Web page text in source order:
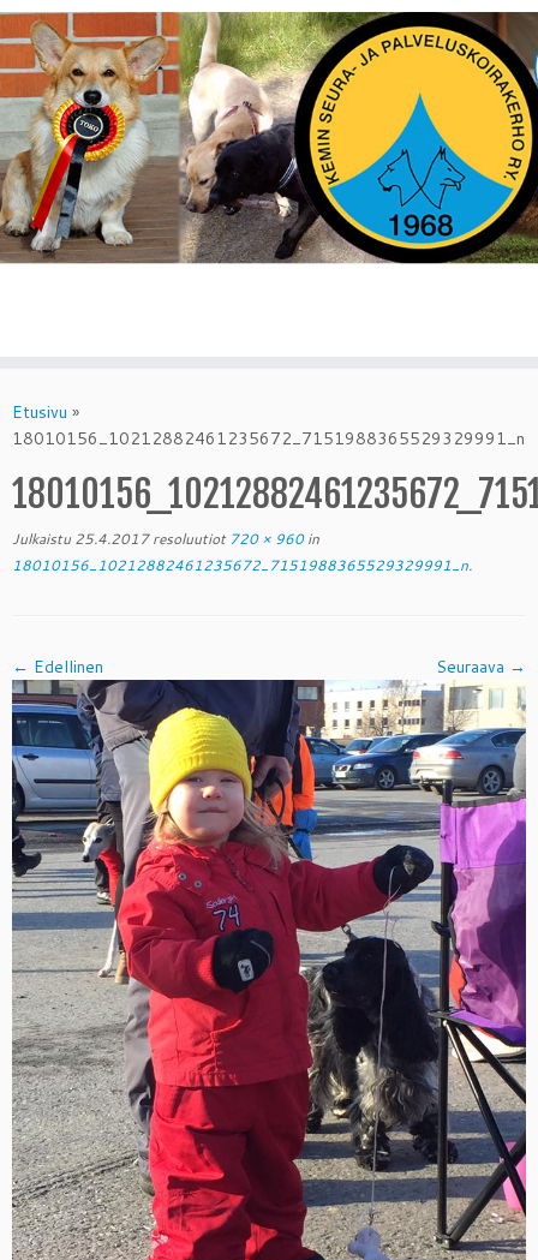
to
content
Etusivu »
18010156_10212882461235672_7151988365529329991_n
Julkaistu 25.4.2017resoluutiot720 × 960in
18010156_10212882461235672_7151988365529329991_n.
← Edellinen Seuraava →